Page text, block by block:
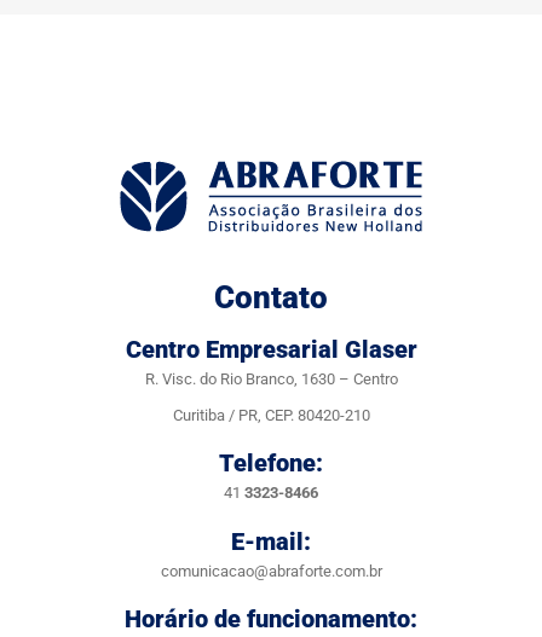
Contato
Centro Empresarial Glaser
R. Visc. do Rio Branco, 1630 – Centro
Curitiba / PR, CEP. 80420-210
Telefone:
41 3323-8466
E-mail:
comunicacao@abraforte.com.br
Horário de funcionamento: